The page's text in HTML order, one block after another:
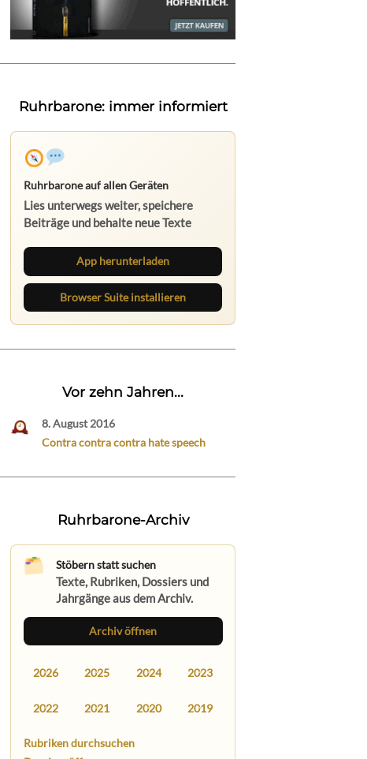
Ruhrbarone: immer informiert
Ruhrbarone auf allen Geräten
Lies unterwegs weiter, speichere
Beiträge und behalte neue Texte
App herunterladen
Browser Suite installieren
Vor zehn Jahren...
8. August 2016
Contra contra contra hate speech
Ruhrbarone-Archiv
Stöbern statt suchen
Texte, Rubriken, Dossiers und
Jahrgänge aus dem Archiv.
Archiv öffnen
2026 2025 2024 2023
2022 2021 2020 2019
Rubriken durchsuchen